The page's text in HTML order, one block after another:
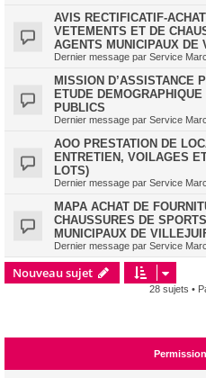
AVIS RECTIFICATIF-
VETEMENTS ET DE
AGENTS MUNICIPAUX DE
Dernier message par Service
MISSION D’ASSISTANCE
ETUDE
PUBLICS
Dernier message par Service
AOO PRESTATION DE
ENTRETIEN, VOILAGES
LOTS)
Dernier message par Service
MAPA ACHAT DE
CHAUSSURES DE
MUNICIPAUX DE
Dernier message par Service
Nouveau sujet
28 sujets •